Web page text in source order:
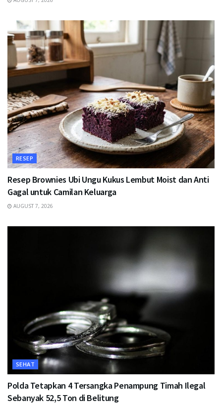
RESEP
Resep Brownies Ubi Ungu Kukus Lembut Moist dan Anti
Gagal untuk Camilan Keluarga
AUGUST 7, 2026
SEHAT
Polda Tetapkan 4 Tersangka Penampung Timah Ilegal
Sebanyak 52,5 Ton di Belitung